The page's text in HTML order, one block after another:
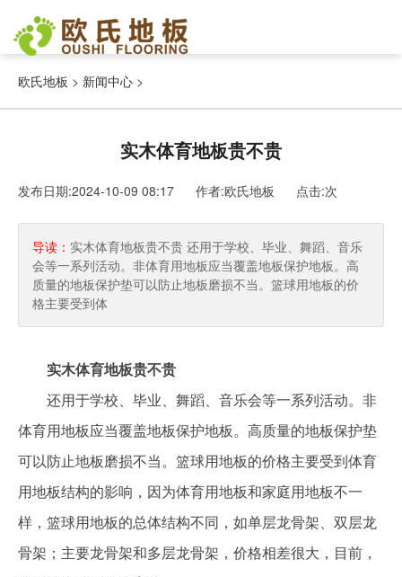
欧氏地板 > 新闻中心 >
实木体育地板贵不贵
发布日期:2024-10-09 08:17 作者:欧氏地板 点击:次
导读： 实木体育地板贵不贵 还用于学校、毕业、舞蹈、音乐
会等一系列活动。非体育用地板应当覆盖地板保护地板。高
质量的地板保护垫可以防止地板磨损不当。篮球用地板的价
格主要受到体
实木体育地板贵不贵
还用于学校、毕业、舞蹈、音乐会等一系列活动。非
体育用地板应当覆盖地板保护地板。高质量的地板保护垫
可以防止地板磨损不当。篮球用地板的价格主要受到体育
用地板结构的影响，因为体育用地板和家庭用地板不一
样，篮球用地板的总体结构不同，如单层龙骨架、双层龙
骨架；主要龙骨架和多层龙骨架，价格相差很大，目前，